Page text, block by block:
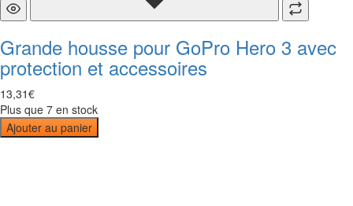
Grande housse pour GoPro Hero 3 avec
protection et accessoires
13,31€
Plus que 7 en stock
Ajouter au panier